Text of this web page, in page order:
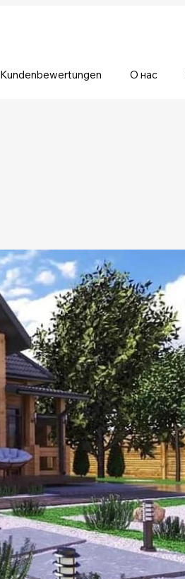
Kundenbewertungen О нас